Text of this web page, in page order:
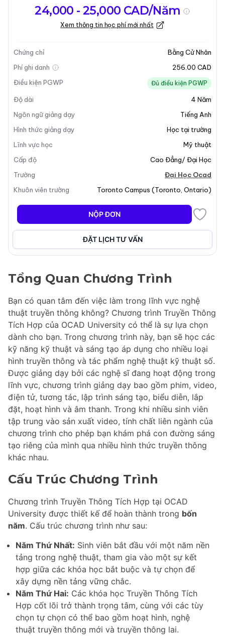
chương trình
Học
Kỳ nhập học
Cập nhật lần cuối vào 13-05-2025
Tổng quan về chương trình
Tổng Quan Chương Trình
Bạn có quan tâm đến việc làm trong lĩnh vực nghệ
thuật truyền thông không? Chương trình Truyền Thông
Tích Hợp của OCAD University có thể là sự lựa chọn
dành cho bạn. Trong chương trình này, bạn sẽ học các
kỹ năng kỹ thuật và sáng tạo áp dụng cho nhiều loại
hình truyền thông và tác phẩm nghệ thuật kỹ thuật số.
Được giảng dạy bởi các nghệ sĩ đang hoạt động trong
lĩnh vực, chương trình giảng dạy bao gồm phim, video,
điện tử, tương tác, lập trình sáng tạo, biểu diễn, lắp
đặt, hoạt hình và âm thanh. Trong khi nhiều sinh viên
tập trung vào sản xuất video, tính chất liên ngành của
chương trình cho phép bạn khám phá con đường sáng
tạo riêng của mình qua nhiều hình thức truyền thông
khác nhau.
Cấu Trúc Chương Trình
Chương trình Truyền Thông Tích Hợp tại OCAD
University được thiết kế để hoàn thành trong bốn
năm. Cấu trúc chương trình như sau:
Năm Thứ Nhất: Sinh viên bắt đầu với một năm nền
tảng trong nghệ thuật, tham gia vào một sự kết
hợp giữa các khóa học bắt buộc và tự chọn để
xây dựng nền tảng vững chắc.
Năm Thứ Hai: Các khóa học Truyền Thông Tích
Hợp cốt lõi trở thành trọng tâm, cùng với các tùy
chọn tự chọn có thể bao gồm hoạt hình, nghệ
thuật truyền thông mới và truyền thông lai.
24,000 - 25,000 CAD/Năm
Xem thông tin học phí mới nhất
Chứng chỉ
Bằng Cử Nhân
Phí ghi danh
256.00 CAD
Điều kiện PGWP
Đủ điều kiện PGWP
Độ dài 4 Năm
Ngôn ngữ giảng dạy
Tiếng Anh
Hình thức giảng dạy
Học tại trường
Lĩnh vực học
Mỹ thuật
Cấp độ
Cao Đẳng/ Đại Học
Trường
Đại Học Ocad
Khuôn viên trường
Toronto Campus (Toronto Ontario)
NỘP ĐƠN
ĐẶT LỊCH TƯ VẤN